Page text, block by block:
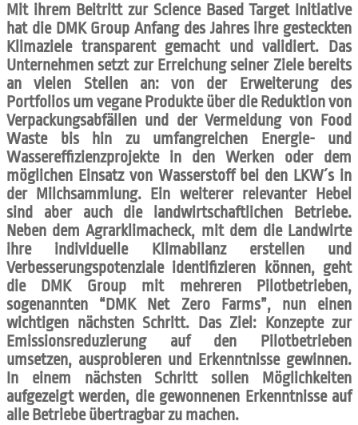
Mit ihrem Beitritt zur Science Based Target Initiative
hat die DMK Group Anfang des Jahres ihre gesteckten
Klimaziele transparent gemacht und validiert. Das
Unternehmen setzt zur Erreichung seiner Ziele bereits
an vielen Stellen an: von der Erweiterung des
Portfolios um vegane Produkte über die Reduktion von
Verpackungsabfällen und der Vermeidung von Food
Waste bis hin zu umfangreichen Energie- und
Wassereffizienzprojekte in den Werken oder dem
möglichen Einsatz von Wasserstoff bei den LKW´s in
der Milchsammlung. Ein weiterer relevanter Hebel
sind aber auch die landwirtschaftlichen Betriebe.
Neben dem Agrarklimacheck, mit dem die Landwirte
ihre individuelle Klimabilanz erstellen und
Verbesserungspotenziale identifizieren können, geht
die DMK Group mit mehreren Pilotbetrieben,
sogenannten “DMK Net Zero Farms”, nun einen
wichtigen nächsten Schritt. Das Ziel: Konzepte zur
Emissionsreduzierung auf den Pilotbetrieben
umsetzen, ausprobieren und Erkenntnisse gewinnen.
In einem nächsten Schritt sollen Möglichkeiten
aufgezeigt werden, die gewonnenen Erkenntnisse auf
alle Betriebe übertragbar zu machen.